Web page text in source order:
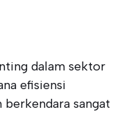
dalam sektor
efisiensi
sangat